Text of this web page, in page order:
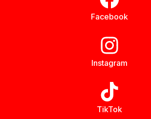
Facebook
Instagram
TikTok